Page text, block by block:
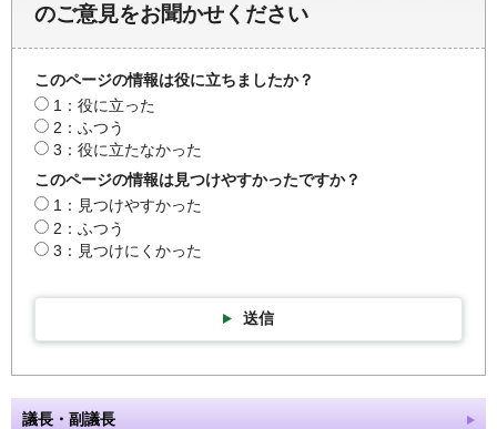
のご意見をお聞かせください
このページの情報は役に立ちましたか？
1：役に立った
2：ふつう
3：役に立たなかった
このページの情報は見つけやすかったですか？
1：見つけやすかった
2：ふつう
3：見つけにくかった
送信
議長・副議長